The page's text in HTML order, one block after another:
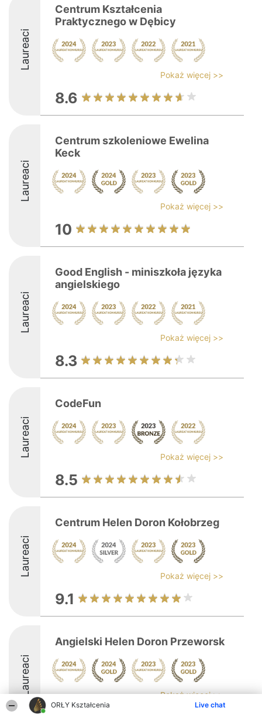
ORŁY Kształcenia Live chat
Laureaci
Centrum Kształcenia
Praktycznego w Dębicy
Pokaż więcej >>
8.6
Laureaci
Centrum szkoleniowe Ewelina
Keck
Pokaż więcej >>
10
Laureaci
Good English - miniszkoła języka
angielskiego
Pokaż więcej >>
8.3
Laureaci
CodeFun
Pokaż więcej >>
8.5
Laureaci
Centrum Helen Doron Kołobrzeg
Pokaż więcej >>
9.1
Laureaci
Angielski Helen Doron Przeworsk
Pokaż więcej >>